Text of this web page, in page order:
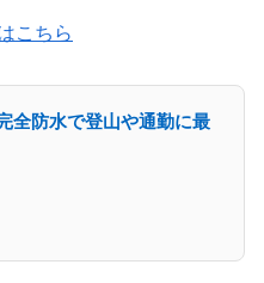
こちら
全防水で登山や通勤に最